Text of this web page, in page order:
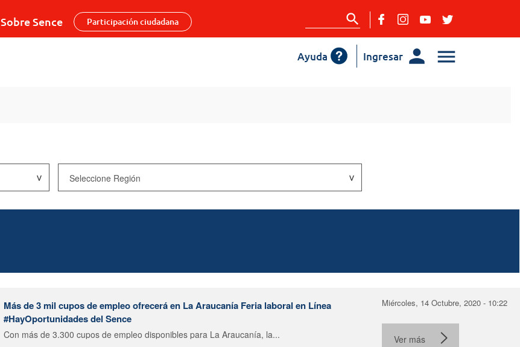
Sobre Sence Participación ciudadana
Ingresar
Ayuda
Más de 3 mil cupos de empleo ofrecerá en La Araucanía Feria laboral en Línea
#HayOportunidades del Sence
Con más de 3.300 cupos de empleo disponibles para La Araucanía, la...
Miércoles, 14 Octubre, 2020 - 10:22
Ver más